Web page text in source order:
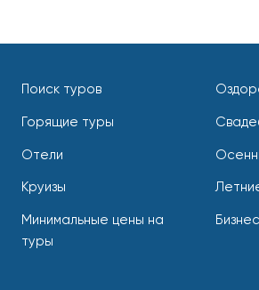
Поиск туров
Горящие туры
Отели
Круизы
Минимальные цены на
туры